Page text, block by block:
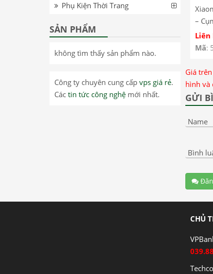
–
Flex
Liên
Mã:
Giá
hình và
GỬI
Name
Bình
Phụ Kiện Thời Trang
SẢN PHẨM
không tìm thấy sản phẩm nào.
Công ty chuyên cung cấp vps giá rẻ.
Các tin tức công nghệ mới nhất.
CHỦ